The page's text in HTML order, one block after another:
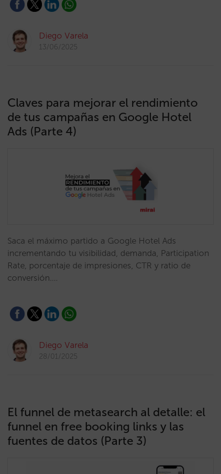
Diego Varela
13/06/2025
Claves para mejorar el rendimiento
de tus campañas en Google Hotel
Ads (Parte 4)
Saca el máximo partido a Google Hotel Ads
incrementando tu visibilidad, demanda, Participation
Rate, porcentaje de impresiones, CTR y ratio de
conversión.…
Diego Varela
28/01/2025
El funnel de metasearch al detalle: el
funnel en free booking links y las
fuentes de datos (Parte 3)